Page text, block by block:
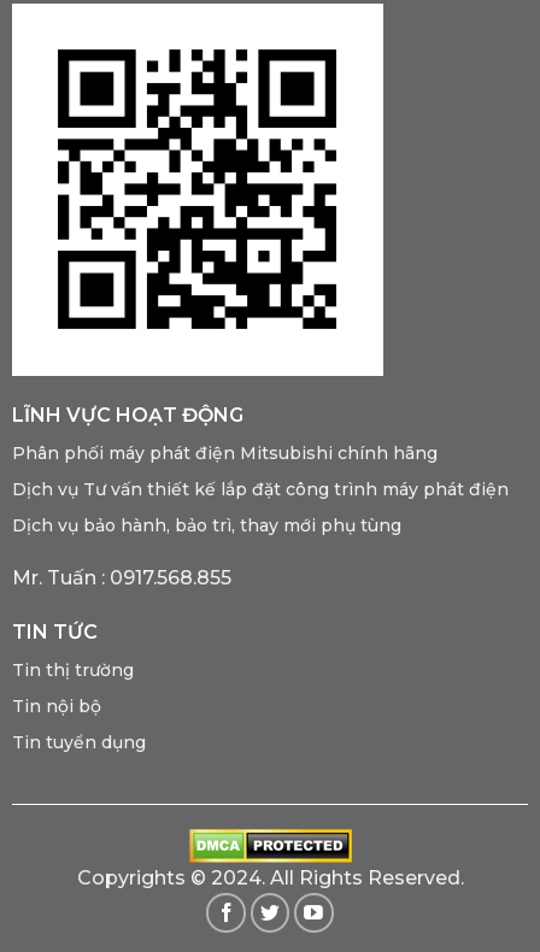
LĨNH VỰC HOẠT ĐỘNG
Phân phối máy phát điện Mitsubishi chính hãng
Dịch vụ Tư vấn thiết kế lắp đặt công trình máy phát điện
Dịch vụ bảo hành, bảo trì, thay mới phụ tùng
Mr. Tuấn : 0917.568.855
TIN TỨC
Tin thị trường
Tin nội bộ
Tin tuyển dụng
Copyrights © 2024. All Rights Reserved.